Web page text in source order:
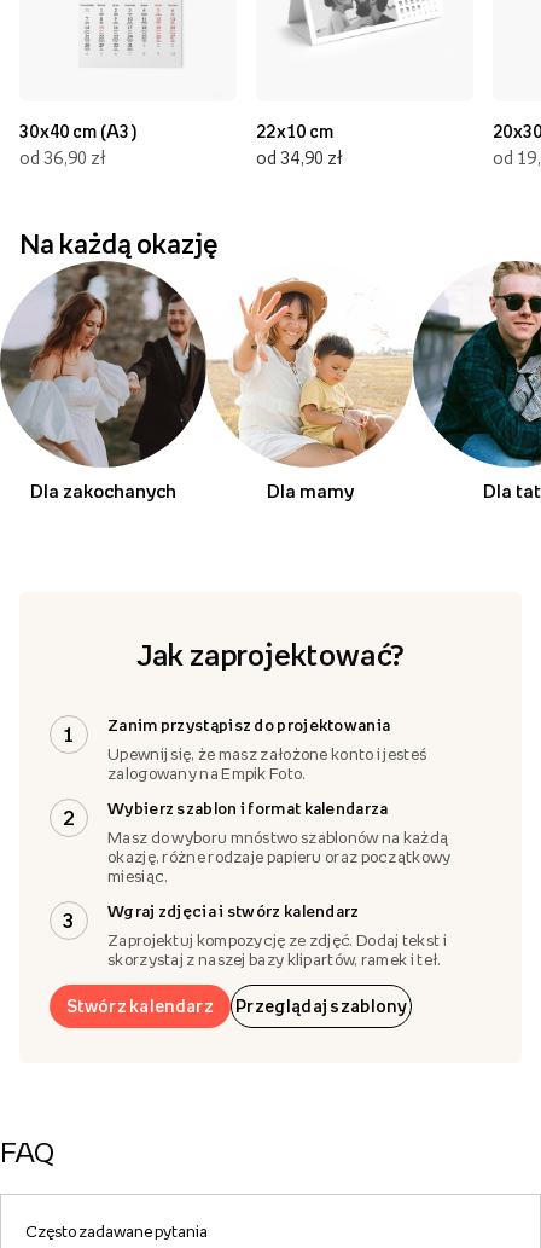
30x40 cm (A3)
od 36,90 zł
22x10 cm
od 34,90 zł
od
Na każdą okazję
Dla zakochanych Dla mamy Dla
Jak zaprojektować?
1
Zanim przystąpisz do projektowania
Upewnij się, że masz założone konto i jesteś
zalogowany na Empik Foto.
2
Wybierz szablon i format kalendarza
Masz do wyboru mnóstwo szablonów na każdą
okazję, różne rodzaje papieru oraz początkowy
miesiąc.
3
Wgraj zdjęcia i stwórz kalendarz
Zaprojektuj kompozycję ze zdjęć. Dodaj tekst i
skorzystaj z naszej bazy klipartów, ramek i teł.
Stwórz kalendarz Przeglądaj szablony
FAQ
Często zadawane pytania